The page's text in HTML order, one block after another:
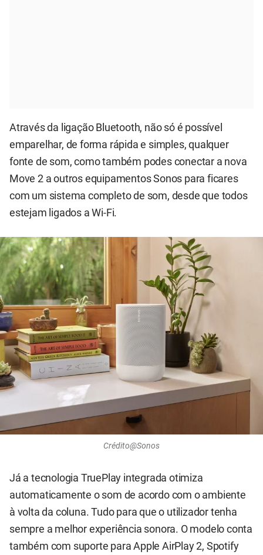
Através da ligação Bluetooth, não só é possível
emparelhar, de forma rápida e simples, qualquer
fonte de som, como também podes conectar a nova
Move 2 a outros equipamentos Sonos para ficares
com um sistema completo de som, desde que todos
estejam ligados a Wi-Fi.
Crédito@Sonos
Já a tecnologia TruePlay integrada otimiza
automaticamente o som de acordo com o ambiente
à volta da coluna. Tudo para que o utilizador tenha
sempre a melhor experiência sonora. O modelo conta
também com suporte para Apple AirPlay 2, Spotify